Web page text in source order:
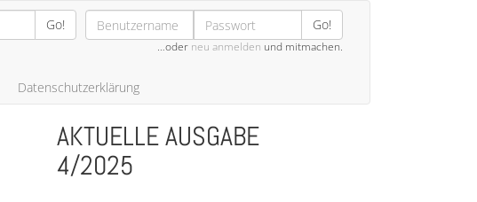
Go! Go!
…oder neu anmelden und mitmachen.
Datenschutzerklärung
AKTUELLE AUSGABE
4/2025